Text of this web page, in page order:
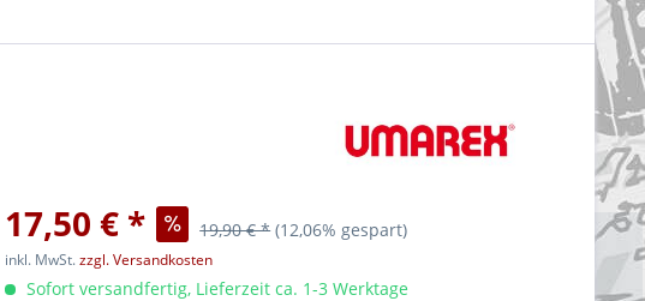
17,50 € * 19,90 € * (12,06% gespart)
inkl. MwSt.zzgl. Versandkosten
Sofort versandfertig, Lieferzeit ca. 1-3 Werktage